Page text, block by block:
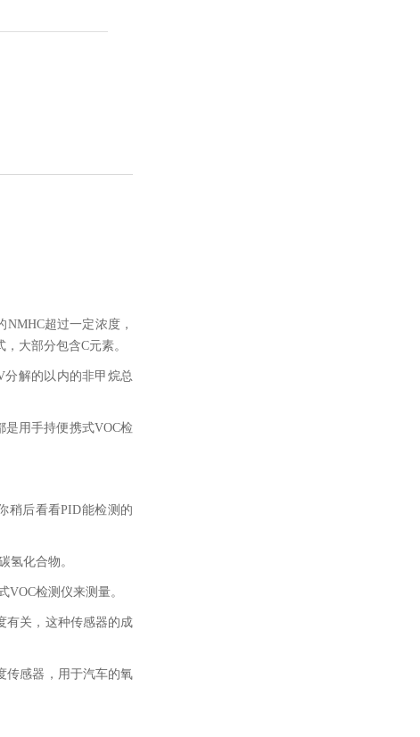
超过一定浓度，
大部分包含C元素。
解的以内的非甲烷总
用手持便携式VOC检
稍后看看PID能检测的
化合物。
检测仪来测量。
有关，这种传感器的成
传感器，用于汽车的氧